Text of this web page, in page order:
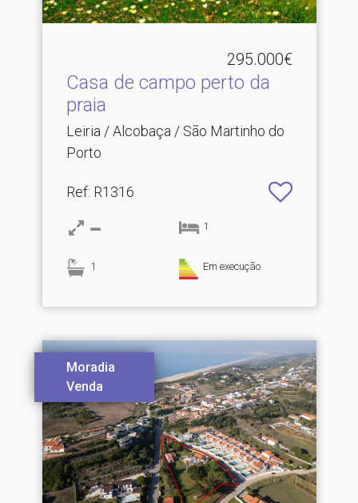
295.000€
Casa de campo perto da
praia
Leiria / Alcobaça / São Martinho do
Porto
Ref: R1316
1
1 Em execução
Moradia
Venda